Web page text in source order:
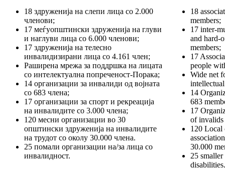
18 здруженија на слепи лица со 2.000
членови;
17 меѓуопштински здруженија на глуви
и наглуви лица со 6.000 членови;
17 здруженија на телесно
инвалидизирани лица со 4.161 член;
Раширена мрежа за поддршка на лицата
со интелектуална попреченост-Порака;
14 организации за инвалиди од војната
со 683 члена;
17 организации за спорт и рекреација
на инвалидите со 3.000 члена;
120 месни организации во 30
општински здруженија на инвалидите
на трудот со околу 30.000 члена.
25 помали организации на/за лица со
инвалидност.
18
members;
17 inter-
and hard-
members;
17
people
Wide net
14
683
17
of invalids
120 Local
30.000
25
disabilities.